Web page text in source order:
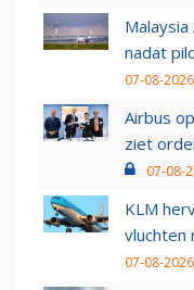
nadat
07-08-
Airbus
ziet
07-08-
KLM
vluchten
07-08-